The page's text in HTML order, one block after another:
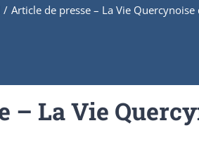
/ Article de presse – La Vie
– La Vie